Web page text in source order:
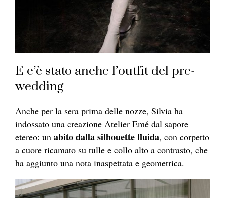
E c’è stato anche l’outfit del pre-
wedding
Anche per la sera prima delle nozze, Silvia ha
indossato una creazione Atelier Emé dal sapore
etereo: un abito dalla silhouette fluida, con corpetto
a cuore ricamato su tulle e collo alto a contrasto, che
ha aggiunto una nota inaspettata e geometrica.